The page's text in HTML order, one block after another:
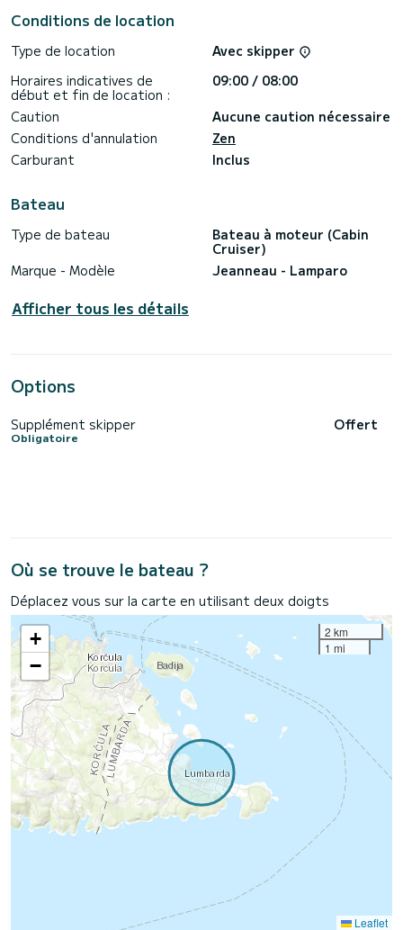
Conditions de location
Type de location
Avec skipper
Horaires indicatives de
début et fin de location :
09:00 / 08:00
Caution
Aucune caution nécessaire
Conditions d'annulation
Zen
Carburant
Inclus
Bateau
Type de bateau
Bateau à moteur (Cabin
Cruiser)
Marque - Modèle
Jeanneau - Lamparo
Afficher tous les détails
Options
Supplément skipper
Obligatoire
Offert
Où se trouve le bateau ?
Déplacez vous sur la carte en utilisant deux doigts
+
−
2 km
1 mi
Leaflet